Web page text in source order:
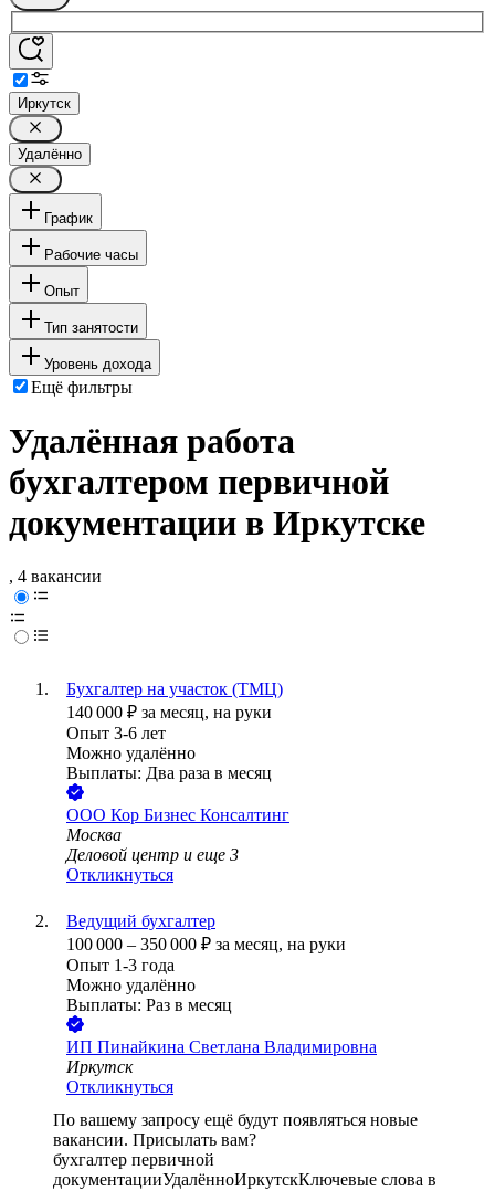
Иркутск
Удалённо
График
Рабочие часы
Опыт
Тип занятости
Уровень дохода
Ещё фильтры
Удалённая работа
бухгалтером первичной
документации в Иркутске
, 4 вакансии
Бухгалтер на участок (ТМЦ)
140 000 ₽ за месяц, на руки
Опыт 3-6 лет
Можно удалённо
Выплаты: Два раза в месяц
ООО Кор Бизнес Консалтинг
Москва
Деловой центр и еще 3
Откликнуться
Ведущий бухгалтер
100 000 – 350 000 ₽ за месяц, на руки
Опыт 1-3 года
Можно удалённо
Выплаты: Раз в месяц
ИП Пинайкина Светлана Владимировна
Иркутск
Откликнуться
По вашему запросу ещё будут появляться новые
вакансии. Присылать вам?
бухгалтер первичной
документацииУдалённоИркутскКлючевые слова в